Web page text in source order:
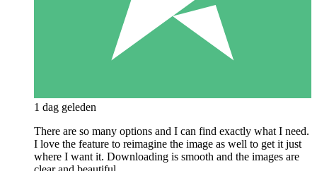
1 dag geleden
There are so many options and I can find exactly what I need.
I love the feature to reimagine the image as well to get it just
where I want it. Downloading is smooth and the images are